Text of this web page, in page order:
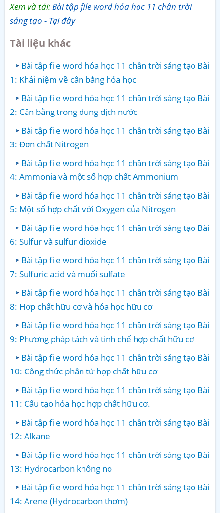
Xem và tải:Bài tập file word hóa học 11 chân trời
sáng tạo - Tại đây
Tài liệu khác
Bài tập file word hóa học 11 chân trời sáng tạo Bài
1: Khái niệm về cân bằng hóa học
Bài tập file word hóa học 11 chân trời sáng tạo Bài
2: Cân bằng trong dung dịch nước
Bài tập file word hóa học 11 chân trời sáng tạo Bài
3: Đơn chất Nitrogen
Bài tập file word hóa học 11 chân trời sáng tạo Bài
4: Ammonia và một số hợp chất Ammonium
Bài tập file word hóa học 11 chân trời sáng tạo Bài
5: Một số hợp chất với Oxygen của Nitrogen
Bài tập file word hóa học 11 chân trời sáng tạo Bài
6: Sulfur và sulfur dioxide
Bài tập file word hóa học 11 chân trời sáng tạo Bài
7: Sulfuric acid và muối sulfate
Bài tập file word hóa học 11 chân trời sáng tạo Bài
8: Hợp chất hữu cơ và hóa học hữu cơ
Bài tập file word hóa học 11 chân trời sáng tạo Bài
9: Phương pháp tách và tinh chế hợp chất hữu cơ
Bài tập file word hóa học 11 chân trời sáng tạo Bài
10: Công thức phân tử hợp chất hữu cơ
Bài tập file word hóa học 11 chân trời sáng tạo Bài
11: Cấu tạo hóa học hợp chất hữu cơ.
Bài tập file word hóa học 11 chân trời sáng tạo Bài
12: Alkane
Bài tập file word hóa học 11 chân trời sáng tạo Bài
13: Hydrocarbon không no
Bài tập file word hóa học 11 chân trời sáng tạo Bài
14: Arene (Hydrocarbon thơm)